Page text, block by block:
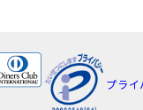
より、当社が保有
止、消去、第三者提
プライ